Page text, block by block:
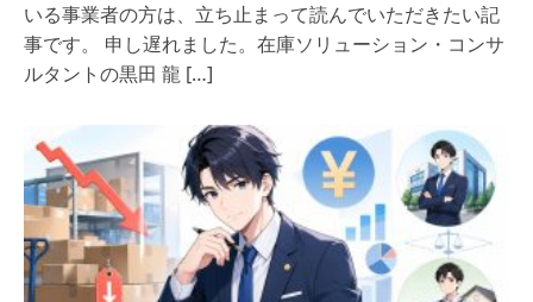
いる事業者の方は、立ち止まって読んでいただきたい記
事です。 申し遅れました。在庫ソリューション・コンサ
ルタントの黒田 龍 […]